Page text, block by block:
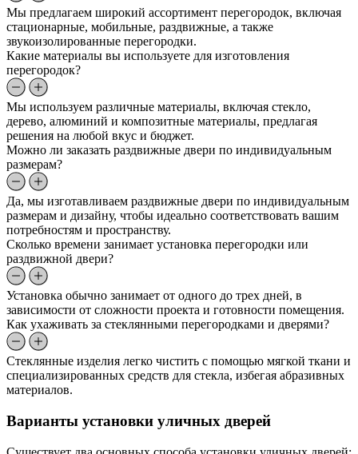
Мы предлагаем широкий ассортимент перегородок, включая
стационарные, мобильные, раздвижные, а также
звукоизолированные перегородки.
Какие материалы вы используете для изготовления
перегородок?
Мы используем различные материалы, включая стекло,
дерево, алюминий и композитные материалы, предлагая
решения на любой вкус и бюджет.
Можно ли заказать раздвижные двери по индивидуальным
размерам?
Да, мы изготавливаем раздвижные двери по индивидуальным
размерам и дизайну, чтобы идеально соответствовать вашим
потребностям и пространству.
Сколько времени занимает установка перегородки или
раздвижной двери?
Установка обычно занимает от одного до трех дней, в
зависимости от сложности проекта и готовности помещения.
Как ухаживать за стеклянными перегородками и дверями?
Стеклянные изделия легко чистить с помощью мягкой ткани и
специализированных средств для стекла, избегая абразивных
материалов.
Варианты установки уличных дверей